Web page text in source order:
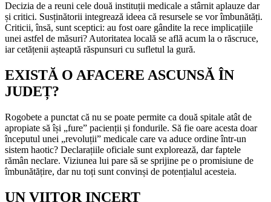
Decizia de a reuni cele două instituții medicale a stârnit aplauze dar
și critici. Susținătorii integrează ideea că resursele se vor îmbunătăți.
Criticii, însă, sunt sceptici: au fost oare gândite la rece implicațiile
unei astfel de măsuri? Autoritatea locală se află acum la o răscruce,
iar cetățenii așteaptă răspunsuri cu sufletul la gură.
EXISTĂ O AFACERE ASCUNSĂ ÎN
JUDEȚ?
Rogobete a punctat că nu se poate permite ca două spitale atât de
apropiate să își „fure” pacienții și fondurile. Să fie oare acesta doar
începutul unei „revoluții” medicale care va aduce ordine într-un
sistem haotic? Declarațiile oficiale sunt explorează, dar faptele
rămân neclare. Viziunea lui pare să se sprijine pe o promisiune de
îmbunătățire, dar nu toți sunt convinși de potențialul acesteia.
UN VIITOR INCERT